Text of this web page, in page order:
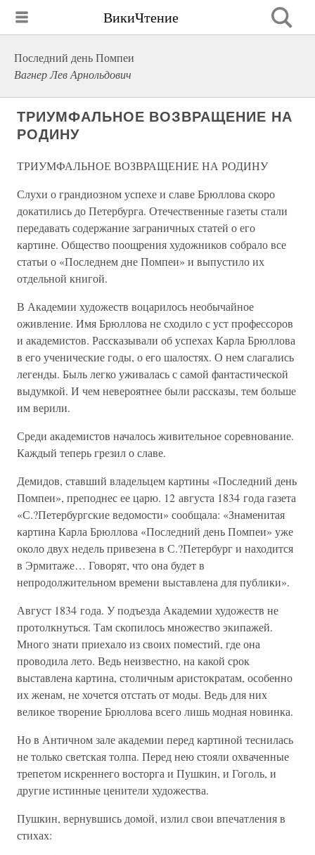
ВикиЧтение
Последний день Помпеи
Вагнер Лев Арнольдович
ТРИУМФАЛЬНОЕ ВОЗВРАЩЕНИЕ НА
РОДИНУ
ТРИУМФАЛЬНОЕ ВОЗВРАЩЕНИЕ НА РОДИНУ
Слухи о грандиозном успехе и славе Брюллова скоро
докатились до Петербурга. Отечественные газеты стали
передавать содержание заграничных статей о его
картине. Общество поощрения художников собрало все
статьи о «Последнем дне Помпеи» и выпустило их
отдельной книгой.
В Академии художеств воцарилось необычайное
оживление. Имя Брюллова не сходило с уст профессоров
и академистов. Рассказывали об успехах Карла Брюллова
в его ученические годы, о его шалостях. О нем слагались
легенды. Быль легко уживалась с самой фантастической
выдумкой. И чем невероятнее были рассказы, тем больше
им верили.
Среди академистов началось живительное соревнование.
Каждый теперь грезил о славе.
Демидов, ставший владельцем картины «Последний день
Помпеи», преподнес ее царю. 12 августа 1834 года газета
«С.?Петербургские ведомости» сообщала: «Знаменитая
картина Карла Брюллова «Последний день Помпеи» уже
около двух недель привезена в С.?Петербург и находится
в Эрмитаже… Говорят, что она будет в
непродолжительном времени выставлена для публики».
Август 1834 года. У подъезда Академии художеств не
протолкнуться. Там скопилось множество экипажей.
Много знати приехало из своих поместий, где она
проводила лето. Ведь неизвестно, на какой срок
выставлена картина, столичным аристократам, особенно
их женам, не хочется отстать от моды. Ведь для них
великое творение Брюллова всего лишь модная новинка.
Но в Античном зале академии перед картиной теснилась
не только светская толпа. Перед нею стояли охваченные
трепетом искреннего восторга и Пушкин, и Гоголь, и
другие истинные ценители художества.
Пушкин, вернувшись домой, излил свои впечатления в
стихах: